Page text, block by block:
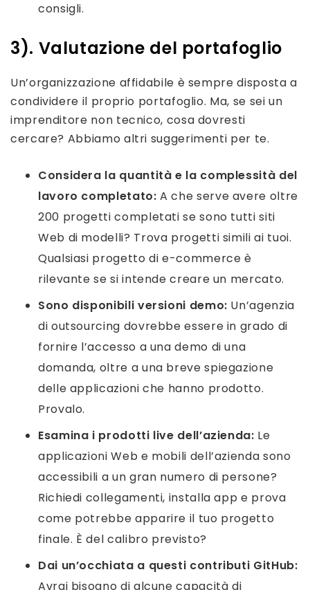
consigli.
3). Valutazione del portafoglio
Un’organizzazione affidabile è sempre disposta a
condividere il proprio portafoglio. Ma, se sei un
imprenditore non tecnico, cosa dovresti
cercare? Abbiamo altri suggerimenti per te.
Considera la quantità e la complessità del
lavoro completato:A che serve avere oltre
200 progetti completati se sono tutti siti
Web di modelli? Trova progetti simili ai tuoi.
Qualsiasi progetto di e-commerce è
rilevante se si intende creare un mercato.
Sono disponibili versioni demo: Un’agenzia
di outsourcing dovrebbe essere in grado di
fornire l’accesso a una demo di una
domanda, oltre a una breve spiegazione
delle applicazioni che hanno prodotto.
Provalo.
Esamina i prodotti live dell’azienda: Le
applicazioni Web e mobili dell’azienda sono
accessibili a un gran numero di persone?
Richiedi collegamenti, installa app e prova
come potrebbe apparire il tuo progetto
finale. È del calibro previsto?
Dai un’occhiata a questi contributi GitHub:
Avrai bisogno di alcune capacità di